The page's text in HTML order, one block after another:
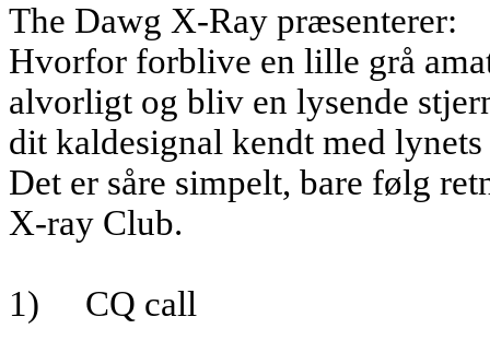
The Dawg X-Ray præsenterer:
Hvorfor forblive en lille grå
alvorligt og bliv en lysende
dit kaldesignal kendt med
Det er såre simpelt, bare følg
X-ray Club.
1) CQ call